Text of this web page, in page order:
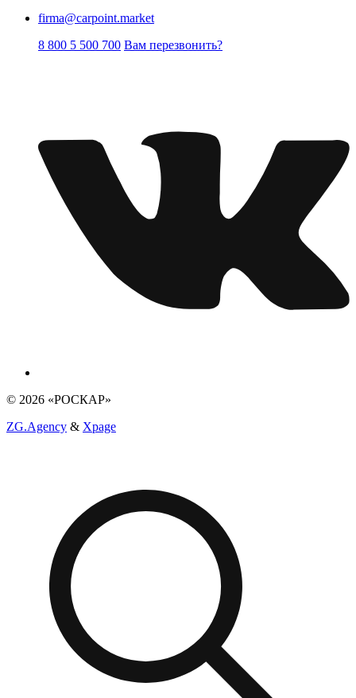
firma@carpoint.market
8 800 5 500 700 Вам перезвонить?
© 2026 «РОСКАР»
ZG.Agency & Xpage